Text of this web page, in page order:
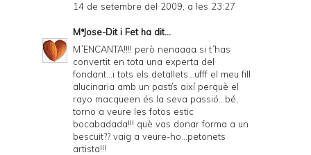
14 de setembre del 2009, a les 23:27
MªJose-Dit i Fetha dit...
M´ENCANTA!!!! però nenaaaa si t´has
convertit en tota una experta del
fondant...i tots els detallets...ufff el meu fill
alucinaria amb un pastís així perquè el
rayo macqueen és la seva passió...bé,
torno a veure les fotos estic
bocabadada!!! què vas donar forma a un
bescuit?? vaig a veure-ho...petonets
artista!!!